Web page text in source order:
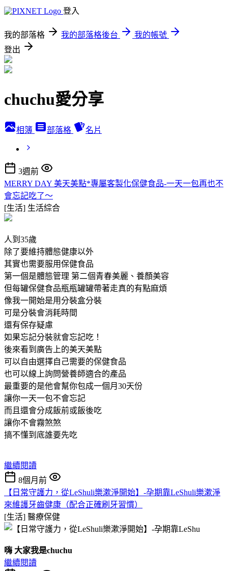
登入
我的部落格 我的部落格後台
我的帳號
登出
chuchu愛分享
相簿 部落格 名片
3週前
MERRY DAY 美天美點*專屬客製化保健食品-一天一包再也不
會忘記吃了～
[生活] 生活綜合
人到35歲
除了要維持體態健康以外
其實也需要服用保健食品
第一個是體態管理 第二個青春美麗、養顏美容
但每罐保健食品瓶瓶罐罐帶著走真的有點麻煩
像我一開始是用分裝盒分裝
可是分裝會消耗時間
還有保存疑慮
如果忘記分裝就會忘記吃！
後來看到廣告上的美天美點
可以自由選擇自己需要的保健食品
也可以線上詢問營養師適合的產品
最重要的是他會幫你包成一個月30天份
讓你一天一包不會忘記
而且還會分成飯前或飯後吃
讓你不會霧煞煞
搞不懂到底誰要先吃
繼續閱讀
8個月前
【日常守護力，從LeShuli樂漱淨開始】-孕期靠LeShuli樂漱淨
來維護牙齒健康（配合正確刷牙習慣）
[生活] 醫療保健
嗨 大家我是chuchu
繼續閱讀